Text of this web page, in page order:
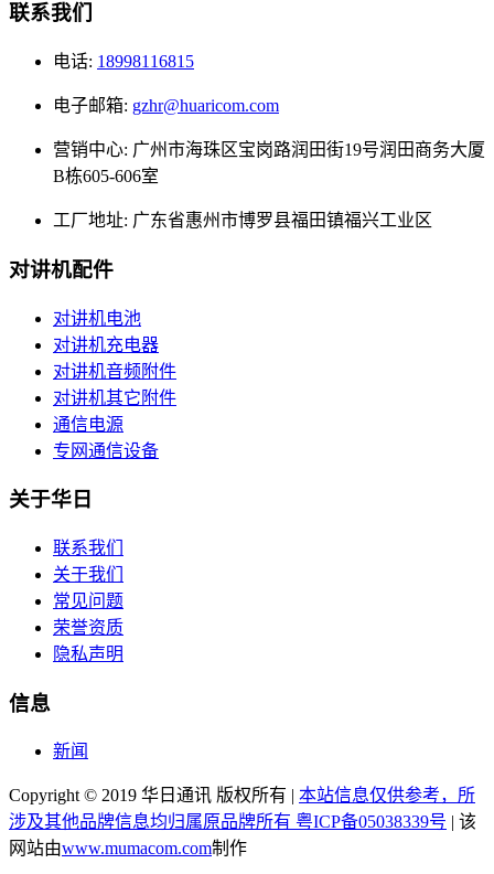
联系我们
电话: 18998116815
电子邮箱: gzhr@huaricom.com
营销中心: 广州市海珠区宝岗路润田街19号润田商务大厦
B栋605-606室
工厂地址: 广东省惠州市博罗县福田镇福兴工业区
对讲机配件
对讲机电池
对讲机充电器
对讲机音频附件
对讲机其它附件
通信电源
专网通信设备
关于华日
联系我们
关于我们
常见问题
荣誉资质
隐私声明
信息
新闻
Copyright © 2019 华日通讯 版权所有 | 本站信息仅供参考，所
涉及其他品牌信息均归属原品牌所有 粤ICP备05038339号 | 该
网站由www.mumacom.com制作